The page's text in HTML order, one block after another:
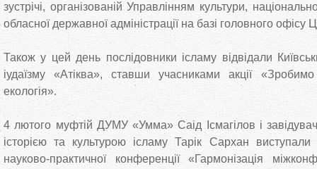
зустрічі, організованій Управлінням культури,
обласної державної адміністрації на базі головного
Також у цей день послідовники ісламу відвідали
іудаїзму «Атіква», ставши учасниками акції
екологія».
4 лютого муфтій ДУМУ «Умма» Саід Ісмагілов і
історією та культурою ісламу Тарік Сархан
науково-практичної конференції «Гармонізація